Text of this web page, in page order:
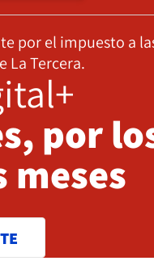
por el impuesto a
La Tercera.
por